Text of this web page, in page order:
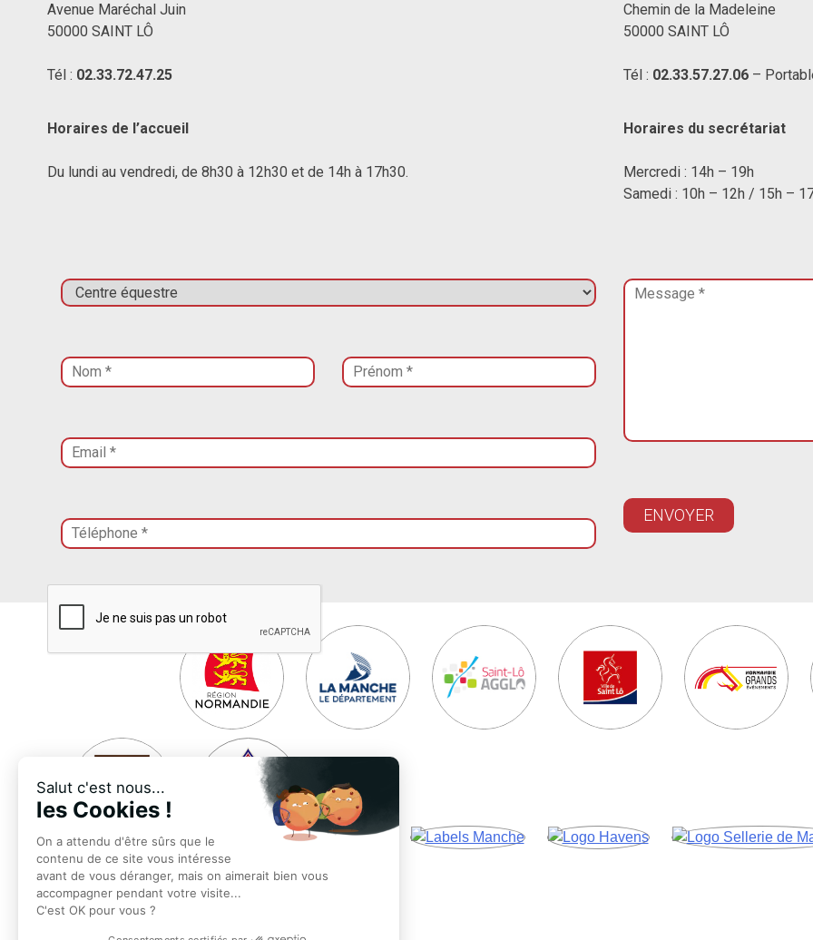
Salut c'est nous...
les Cookies !
On a attendu d'être sûrs que le
contenu de ce site vous intéresse
avant de vous déranger, mais on aimerait bien vous
accompagner pendant votre visite...
C'est OK pour vous ?
Avenue Maréchal Juin
50000 SAINT LÔ
Tél : 02.33.72.47.25
Horaires de l’accueil
Du lundi au vendredi, de 8h30 à 12h30 et de 14h à 17h30.
Chemin de la Madeleine
50000 SAINT LÔ
Tél : 02.33.57.27.06 –
Horaires du secrétariat
Mercredi : 14h – 19h
Samedi : 10h – 12h / 15h –